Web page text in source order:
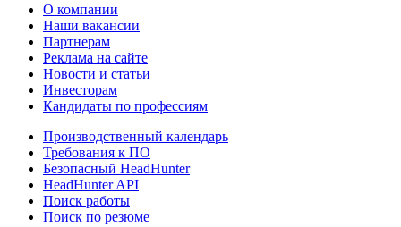
О компании
Наши вакансии
Партнерам
Реклама на сайте
Новости и статьи
Инвесторам
Кандидаты по профессиям
Производственный календарь
Требования к ПО
Безопасный HeadHunter
HeadHunter API
Поиск работы
Поиск по резюме